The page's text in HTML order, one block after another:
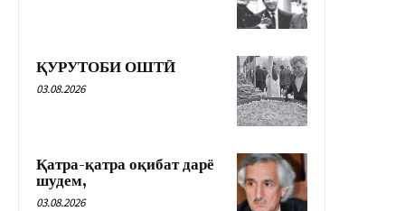
ҚУРУТОБИ ОШТӢ
03.08.2026
Қатра-қатра оқибат дарё
шудем,
03.08.2026